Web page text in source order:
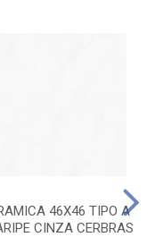
46X46 TIPO A
CINZA CERBRAS